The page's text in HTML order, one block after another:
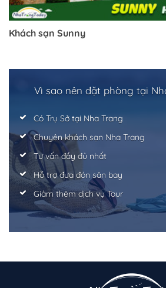
Khách sạn Sunny
Vì sao nên đặt phòng tại
Có Trụ Sở tại Nha Trang
Chuyên khách sạn Nha Trang
Tư vấn đầy đủ nhất
Hỗ trợ đưa đón sân bay
Giảm thêm dịch vụ Tour